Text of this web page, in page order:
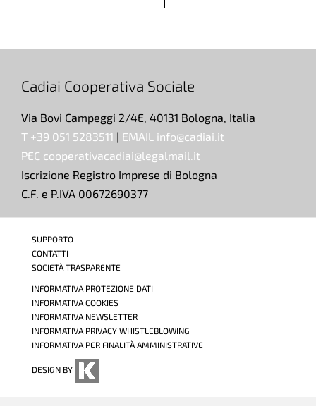
Cadiai Cooperativa Sociale
Via Bovi Campeggi 2/4E, 40131 Bologna, Italia
T +39 051 5283511 | EMAIL info@cadiai.it
PEC cooperativacadiai@legalmail.it
Iscrizione Registro Imprese di Bologna
C.F. e P.IVA 00672690377
SUPPORTO
CONTATTI
SOCIETÀ TRASPARENTE
INFORMATIVA PROTEZIONE DATI
INFORMATIVA COOKIES
INFORMATIVA NEWSLETTER
INFORMATIVA PRIVACY WHISTLEBLOWING
INFORMATIVA PER FINALITÀ AMMINISTRATIVE
DESIGN BY